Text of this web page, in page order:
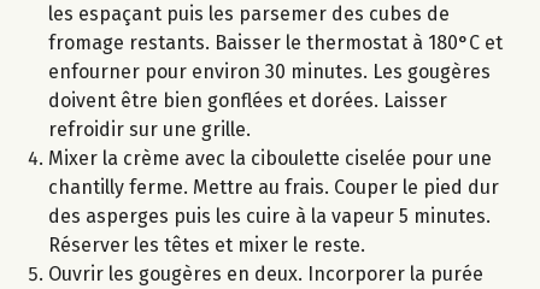
les espaçant puis les parsemer des cubes de
fromage restants. Baisser le thermostat à 180°C et
enfourner pour environ 30 minutes. Les gougères
doivent être bien gonflées et dorées. Laisser
refroidir sur une grille.
Mixer la crème avec la ciboulette ciselée pour une
chantilly ferme. Mettre au frais. Couper le pied dur
des asperges puis les cuire à la vapeur 5 minutes.
Réserver les têtes et mixer le reste.
Ouvrir les gougères en deux. Incorporer la purée